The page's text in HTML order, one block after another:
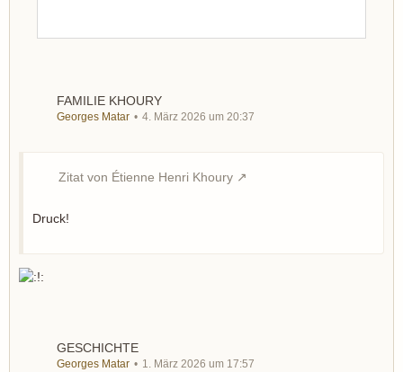
FAMILIE KHOURY
Georges Matar 4. März 2026 um 20:37
Zitat von Étienne Henri Khoury
Druck!
GESCHICHTE
Georges Matar 1. März 2026 um 17:57